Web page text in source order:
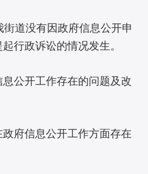
街道没有因政府信息公开申
行政诉讼的情况发生。
息公开工作存在的问题及改
府信息公开工作方面存在